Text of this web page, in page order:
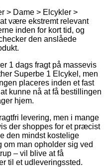
> Dame > Elcykler >
være ekstremt relevant
inden for kort tid, og
den anslåede
1 dags fragt på massevis
Superbe 1 Elcykel, men
placeres inden et fast
kunne nå at få bestillingen
hjem.
levering, men i mange
der shoppes for et præcist
den mindst kostelige
man opholder sig ved
– vil blive at få
til et udleveringssted.